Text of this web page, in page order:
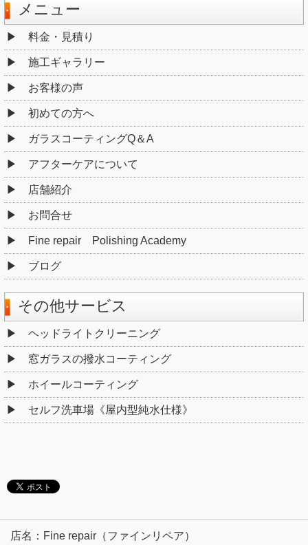
メニュー
料金・見積り
施工ギャラリー
お客様の声
初めての方へ
ガラスコーティングQ＆A
アフターケアについて
店舗紹介
お問合せ
Fine repair Polishing Academy
ブログ
その他サービス
ヘッドライトクリーニング
窓ガラスの撥水コーティング
ホイールコーティング
セルフ洗車場《屋内型純水仕様》
店名：Fine repair（ファインリペア）